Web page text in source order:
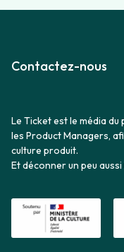
Contactez-nous
Le Ticket est le média
les Product Managers,
culture produit.
Et déconner un peu